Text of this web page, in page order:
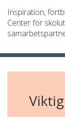
Inspiration,
Center för